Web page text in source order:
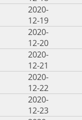
2020-
12-19
2020-
12-20
2020-
12-21
2020-
12-22
2020-
12-23